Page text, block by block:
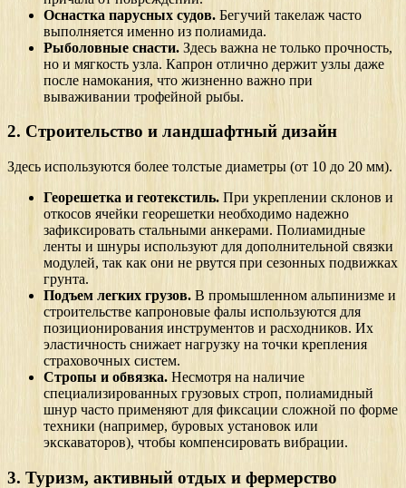
Оснастка парусных судов. Бегучий такелаж часто
выполняется именно из полиамида.
Рыболовные снасти. Здесь важна не только прочность,
но и мягкость узла. Капрон отлично держит узлы даже
после намокания, что жизненно важно при
вываживании трофейной рыбы.
2. Строительство и ландшафтный дизайн
Здесь используются более толстые диаметры (от 10 до 20 мм).
Георешетка и геотекстиль. При укреплении склонов и
откосов ячейки георешетки необходимо надежно
зафиксировать стальными анкерами. Полиамидные
ленты и шнуры используют для дополнительной связки
модулей, так как они не рвутся при сезонных подвижках
грунта.
Подъем легких грузов. В промышленном альпинизме и
строительстве капроновые фалы используются для
позиционирования инструментов и расходников. Их
эластичность снижает нагрузку на точки крепления
страховочных систем.
Стропы и обвязка. Несмотря на наличие
специализированных грузовых строп, полиамидный
шнур часто применяют для фиксации сложной по форме
техники (например, буровых установок или
экскаваторов), чтобы компенсировать вибрации.
3. Туризм, активный отдых и фермерство